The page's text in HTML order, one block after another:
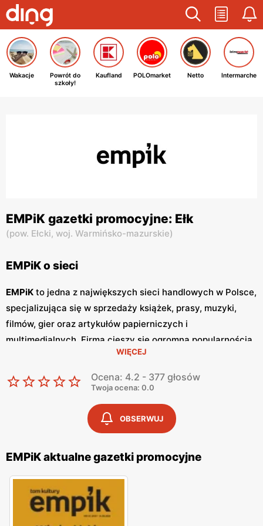
Wakacje
Powrót do
szkoły!
Kaufland POLOmarket Netto Intermarche
EMPiK gazetki promocyjne: Ełk
(pow. Ełcki, woj. Warmińsko-mazurskie)
EMPiK o sieci
EMPiK to jedna z największych sieci handlowych w Polsce,
specjalizująca się w sprzedaży książek, prasy, muzyki,
filmów, gier oraz artykułów papierniczych i
multimedialnych. Firma cieszy się ogromną popularnością
dzięki szerokiemu asortymentowi produktów, wysokiej
jakości obsługi oraz atrakcyjnym
niskim cenom
cenią sobie również częstepromocje
zakupy w wyjątkowo korzystnych warunkach. Jednym z
kluczowych elementów strategii marketingowej
regularnie wydawanegazetki promocyjne
prezentują najnowsze oferty specjalne, nowości
produktowe oraz sezonowe wyprzedaże, dzięki czemu
klienci mogą planować swoje zakupy i korzystać z
wyjątkowych okazji cenowych. Są one dostępne zarówno
w formie papierowej w sklepach, jak i online, co pozwala
WIĘCEJ
Ocena: 4.2 - 377 głosów
Twoja ocena: 0.0
OBSERWUJ
EMPiK aktualne gazetki promocyjne